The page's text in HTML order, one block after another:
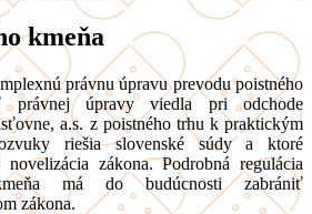
kmeňa
právnu úpravu prevodu poistného
právnej úpravy viedla pri odchode
a.s. z poistného trhu k praktickým
riešia slovenské súdy a ktoré
zákona. Podrobná regulácia
má do budúcnosti zabrániť
zákona.